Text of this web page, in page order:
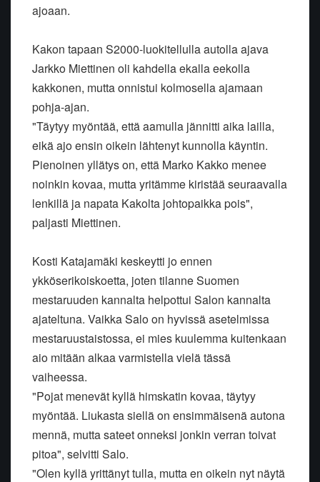
ajoaan.
Kakon tapaan S2000-luokitellulla autolla ajava
Jarkko Miettinen oli kahdella ekalla eekolla
kakkonen, mutta onnistui kolmosella ajamaan
pohja-ajan.
"Täytyy myöntää, että aamulla jännitti aika lailla,
eikä ajo ensin oikein lähtenyt kunnolla käyntin.
Pienoinen yllätys on, että Marko Kakko menee
noinkin kovaa, mutta yritämme kiristää seuraavalla
lenkillä ja napata Kakolta johtopaikka pois",
paljasti Miettinen.
Kosti Katajamäki keskeytti jo ennen
ykköserikoiskoetta, joten tilanne Suomen
mestaruuden kannalta helpottui Salon kannalta
ajateltuna. Vaikka Salo on hyvissä asetelmissa
mestaruustaistossa, ei mies kuulemma kuitenkaan
aio mitään alkaa varmistella vielä tässä
vaiheessa.
"Pojat menevät kyllä himskatin kovaa, täytyy
myöntää. Liukasta siellä on ensimmäisenä autona
mennä, mutta sateet onneksi jonkin verran toivat
pitoa", selvitti Salo.
"Olen kyllä yrittänyt tulla, mutta en oikein nyt näytä